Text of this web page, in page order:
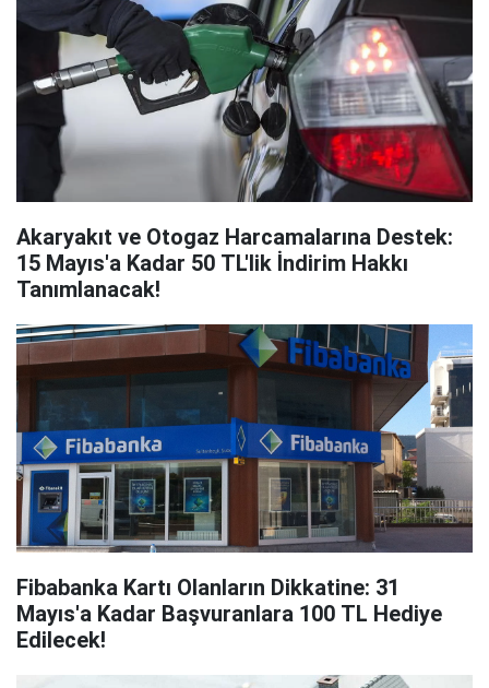
Akaryakıt ve Otogaz Harcamalarına Destek:
15 Mayıs'a Kadar 50 TL'lik İndirim Hakkı
Tanımlanacak!
Fibabanka Kartı Olanların Dikkatine: 31
Mayıs'a Kadar Başvuranlara 100 TL Hediye
Edilecek!